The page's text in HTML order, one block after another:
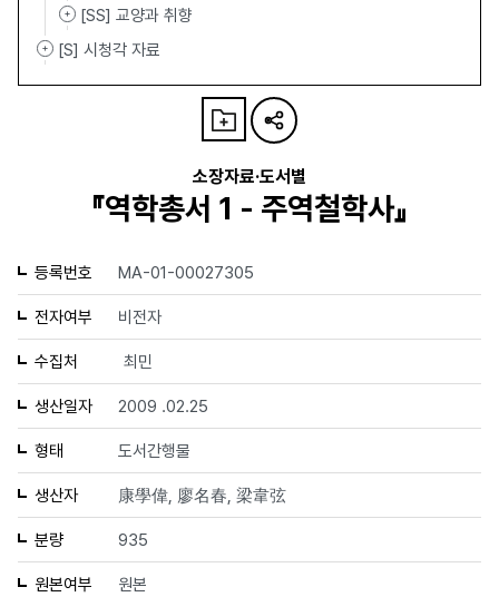
[SS] 교양과 취향
[S] 시청각 자료
소장자료·도서별
『역학총서 1 - 주역철학사』
등록번호 MA-01-00027305
전자여부 비전자
수집처 최민
생산일자 2009 .02.25
형태 도서간행물
생산자 康學偉, 廖名春, 梁韋弦
분량 935
원본여부 원본